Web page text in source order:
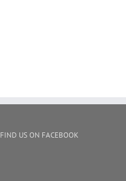
FIND US ON FACEBOOK